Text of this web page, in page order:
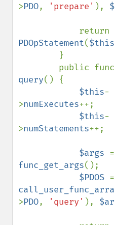
>PDO, 'prepare' ),
PDOpStatement($this
query() {
$this-
>numExecutes++;
$this-
>numStatements++;
$args
func_get_args();
$PDOS
>PDO, 'query' ),